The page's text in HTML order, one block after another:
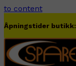
to content
Åpningstider butikk: